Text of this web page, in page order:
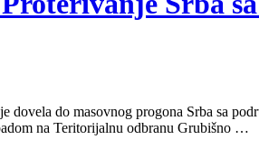
dovela do masovnog progona Srba sa
na Teritorijalnu odbranu Grubišno …